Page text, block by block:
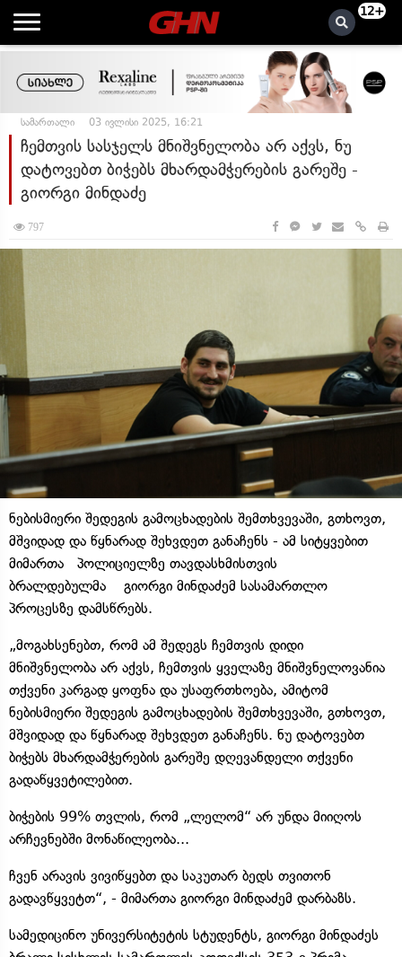
12+
სამართალი 03 ივლისი 2025, 16:21
ჩემთვის სასჯელს მნიშვნელობა არ აქვს, ნუ
დატოვებთ ბიჭებს მხარდამჭერების გარეშე -
გიორგი მინდაძე
797
ნებისმიერი შედეგის გამოცხადების შემთხვევაში, გთხოვთ,
მშვიდად და წყნარად შეხვდეთ განაჩენს - ამ სიტყვებით
მიმართა პოლიციელზე თავდასხმისთვის
ბრალდებულმა გიორგი მინდაძემ სასამართლო
პროცესზე დამსწრებს.
„მოგახსენებთ, რომ ამ შედეგს ჩემთვის დიდი
მნიშვნელობა არ აქვს, ჩემთვის ყველაზე მნიშვნელოვანია
თქვენი კარგად ყოფნა და უსაფრთხოება, ამიტომ
ნებისმიერი შედეგის გამოცხადების შემთხვევაში, გთხოვთ,
მშვიდად და წყნარად შეხვდეთ განაჩენს. ნუ დატოვებთ
ბიჭებს მხარდამჭერების გარეშე დღევანდელი თქვენი
გადაწყვეტილებით.
ბიჭების 99% თვლის, რომ „ლელომ“ არ უნდა მიიღოს
არჩევნებში მონაწილეობა...
ჩვენ არავის ვივიწყებთ და საკუთარ ბედს თვითონ
გადავწყვეტთ“, - მიმართა გიორგი მინდაძემ დარბაზს.
სამედიცინო უნივერსიტეტის სტუდენტს, გიორგი მინდაძეს